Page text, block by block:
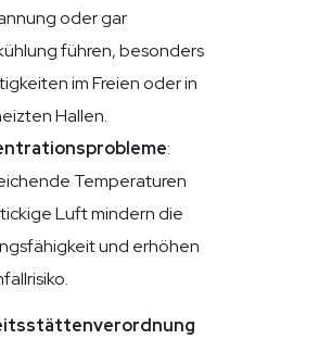
oder gar
führen, besonders
im Freien oder in
Hallen.
:
Temperaturen
Luft mindern die
und erhöhen